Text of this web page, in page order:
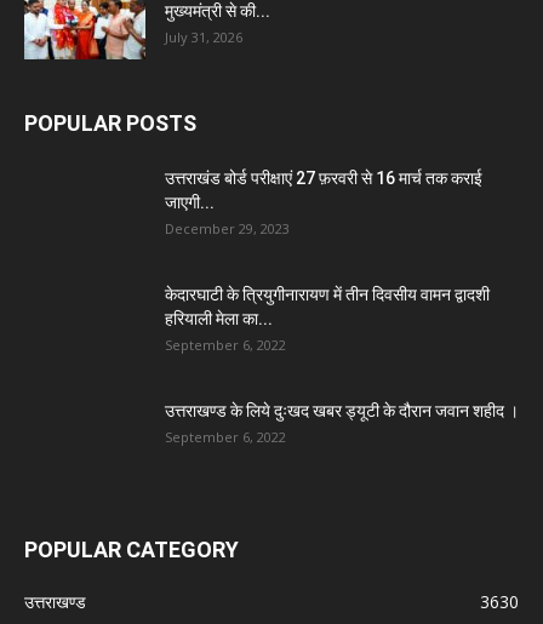
मुख्यमंत्री से की...
July 31, 2026
POPULAR POSTS
उत्तराखंड बोर्ड परीक्षाएं 27 फ़रवरी से 16 मार्च तक कराई
जाएगी...
December 29, 2023
केदारघाटी के त्रियुगीनारायण में तीन दिवसीय वामन द्वादशी
हरियाली मेला का...
September 6, 2022
उत्तराखण्ड के लिये दुःखद खबर ड्यूटी के दौरान जवान शहीद ।
September 6, 2022
POPULAR CATEGORY
उत्तराखण्ड
3630